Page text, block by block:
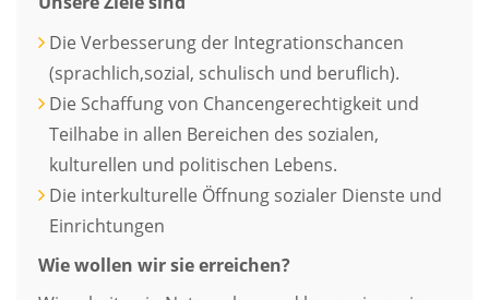
Die Verbesserung der Integrationschancen
(sprachlich,sozial, schulisch und beruflich).
Die Schaffung von Chancengerechtigkeit und
Teilhabe in allen Bereichen des sozialen,
kulturellen und politischen Lebens.
Die interkulturelle Öffnung sozialer Dienste und
Einrichtungen
Wie wollen wir sie erreichen?